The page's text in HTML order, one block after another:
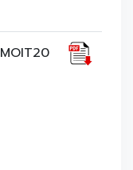
MOIT20